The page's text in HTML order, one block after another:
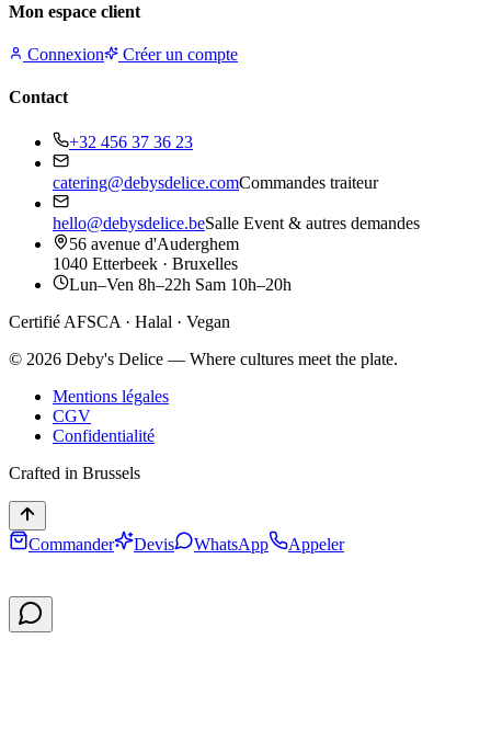
Mon espace client
Connexion Créer un compte
Contact
+32 456 37 36 23
catering@debysdelice.comCommandes traiteur
hello@debysdelice.beSalle Event & autres demandes
56 avenue d'Auderghem
1040 Etterbeek · Bruxelles
Lun–Ven 8h–22h Sam 10h–20h
Certifié AFSCA · Halal · Vegan
© 2026 Deby's Delice — Where cultures meet the plate.
Mentions légales
CGV
Confidentialité
Crafted in Brussels
Commander Devis WhatsApp Appeler